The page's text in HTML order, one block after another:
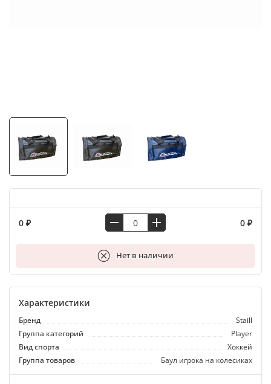
0 ₽ 0 ₽
Нет в наличии
В корзину
Характеристики
Бренд
Staill
Группа категорий
Player
Вид спорта
Хоккей
Группа товаров
Баул игрока на колесиках